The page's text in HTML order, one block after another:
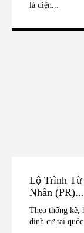
là diện...
Lộ Trình
Nhân (PR)...
Theo thống kê,
định cư tại